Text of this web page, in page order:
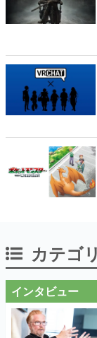
カテゴ
インタビュー